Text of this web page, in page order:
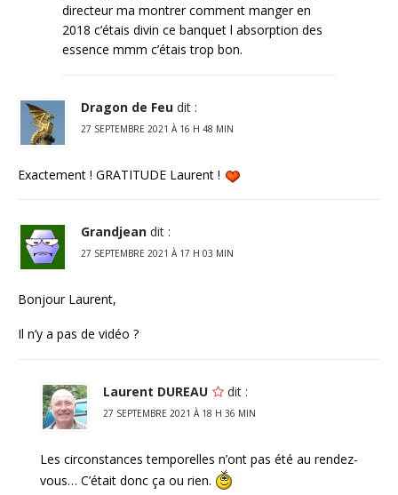
directeur ma montrer comment manger en
2018 c’étais divin ce banquet l absorption des
essence mmm c’étais trop bon.
Dragon de Feu dit :
27 SEPTEMBRE 2021 À 16 H 48 MIN
Exactement ! GRATITUDE Laurent !
Grandjean dit :
27 SEPTEMBRE 2021 À 17 H 03 MIN
Bonjour Laurent,
Il n’y a pas de vidéo ?
Laurent DUREAU dit :
27 SEPTEMBRE 2021 À 18 H 36 MIN
Les circonstances temporelles n’ont pas été au rendez-
vous… C’était donc ça ou rien.